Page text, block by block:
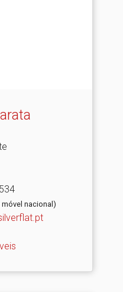
móvel nacional)